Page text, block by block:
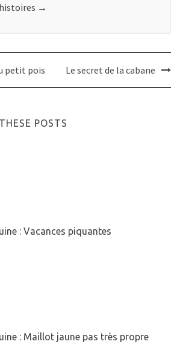
histoires →
petit pois Le secret de la cabane
POSTS
: Vacances piquantes
: Maillot jaune pas très propre